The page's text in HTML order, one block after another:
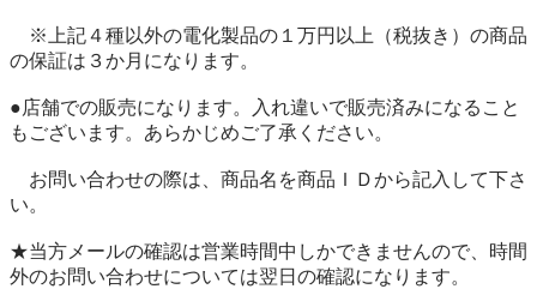
※上記４種以外の電化製品の１万円以上（税抜き）の商品
の保証は３か月になります。
●店舗での販売になります。入れ違いで販売済みになること
もございます。あらかじめご了承ください。
お問い合わせの際は、商品名を商品ＩＤから記入して下さ
い。
★当方メールの確認は営業時間中しかできませんので、時間
外のお問い合わせについては翌日の確認になります。